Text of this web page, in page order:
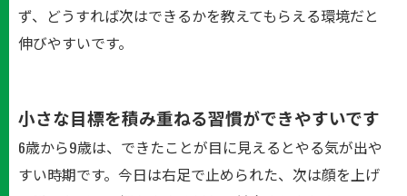
ず、どうすれば次はできるかを教えてもらえる環境だと
伸びやすいです。
小さな目標を積み重ねる習慣ができやすいです
6歳から9歳は、できたことが目に見えるとやる気が出や
すい時期です。今日は右足で止められた、次は顔を上げ